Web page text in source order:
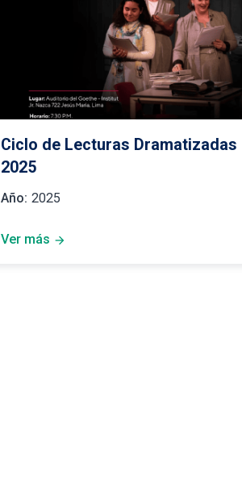
Ciclo de Lecturas Dramatizadas
2025
Año: 2025
Ver más arrow_forward